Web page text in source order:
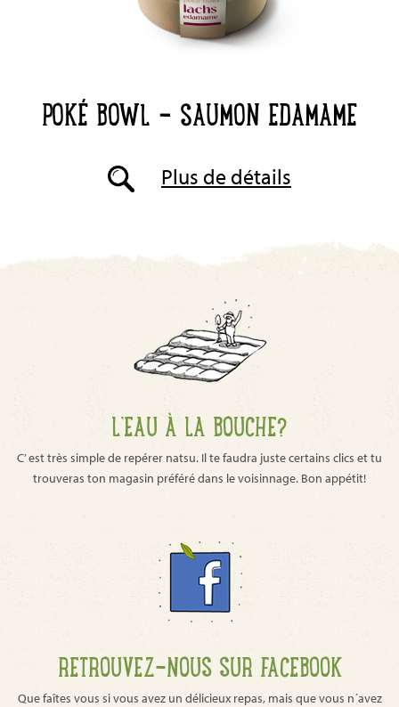
POKÉ BOWL - SAUMON EDAMAME
Plus de détails
L’EAU À LA BOUCHE?
C’ est très simple de repérer natsu. Il te faudra juste certains clics et tu
trouveras ton magasin préféré dans le voisinnage. Bon appétit!
RETROUVEZ-NOUS SUR FACEBOOK
Que faîtes vous si vous avez un délicieux repas, mais que vous n´avez